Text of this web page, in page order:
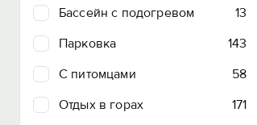
Бассейн с подогревом
13
Парковка
143
C питомцами
58
Отдых в горах
171